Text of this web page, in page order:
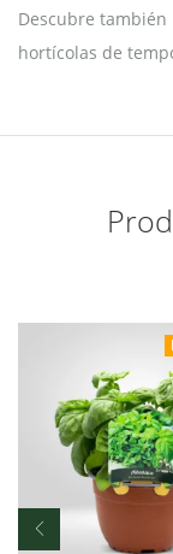
Descubre
hortícolas de